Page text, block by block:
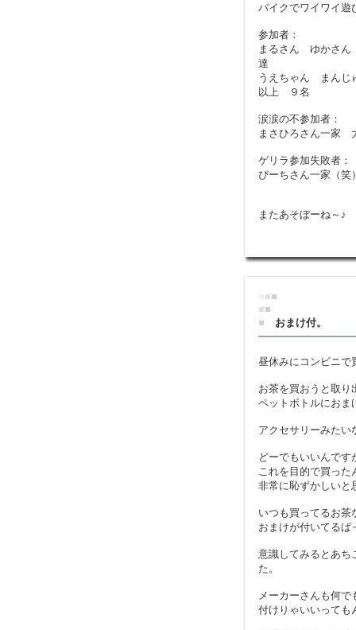
バイクでワイワイ遊
参加者：
まるさん ゆかさ
達
うえちゃん まん
以上 ９名
涙涙の不参加者：
まさひろさん一
ゲリラ参加失敗者：
ぴーちさん一家（笑
またあそぼーね～♪
■■
■■
■
おまけ付。
昼休みにコンビニで
お茶を買おうと取り
ペットボトルにおま
アクセサリーみたい
どーでもいいんです
これを目的で買った
非常に恥ずかしいと
いつも買ってるお茶
おまけが付いてるば
意識してみるとあち
た。
メーカーさんも何で
付けりゃいいっても